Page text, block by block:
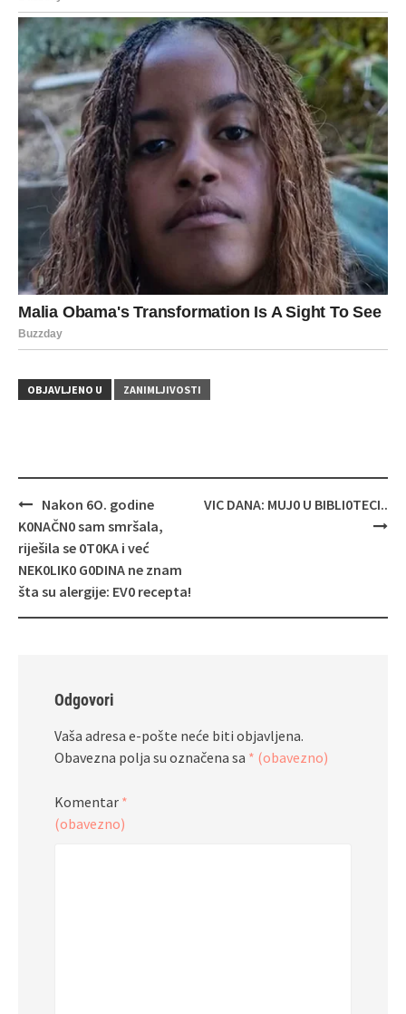
OBJAVLJENO U ZANIMLJIVOSTI
Navigacija
objava
Nakon 6O. godine
K0NAČN0 sam smršala,
riješila se 0T0KA i već
NEK0LIK0 G0DINA ne znam
šta su alergije: EV0 recepta!
VIC DANA: MUJ0 U BIBLI0TECI..
Odgovori
Vaša adresa e-pošte neće biti objavljena.
Obavezna polja su označena sa * (obavezno)
Komentar *
(obavezno)